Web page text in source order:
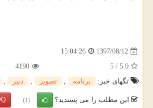
1397/08/12
15:04:26
5.0
/
5
4190
تگهای خبر:
برنامه , تصویر , دبیر ,
این مطلب را می پسندید؟ (1)